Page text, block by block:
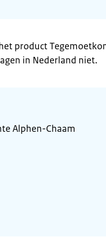
product
in Nederland niet.
Alphen-Chaam